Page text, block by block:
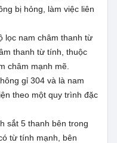
bị hỏng, làm việc liên
lọc nam châm thanh từ
thanh từ tính, thuộc
châm mạnh mẽ.
gỉ 304 và là nam
theo một quy trình đặc
sắt 5 thanh bên trong
từ tính mạnh, bên